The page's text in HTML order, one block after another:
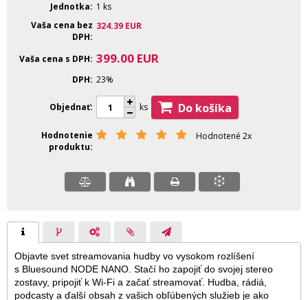
Jednotka
1 ks
Vaša cena bez
DPH
324.39 EUR
Vaša cena s DPH 399.00 EUR
DPH 23%
Objednať ks Do košíka
Hodnotenie
produktu
Hodnotené 2x
Objavte svet streamovania hudby vo vysokom rozlíšení
s Bluesound NODE NANO. Stačí ho zapojiť do svojej stereo
zostavy, pripojiť k Wi-Fi a začať streamovať. Hudba, rádiá,
podcasty a ďalší obsah z vašich obľúbených služieb je ako